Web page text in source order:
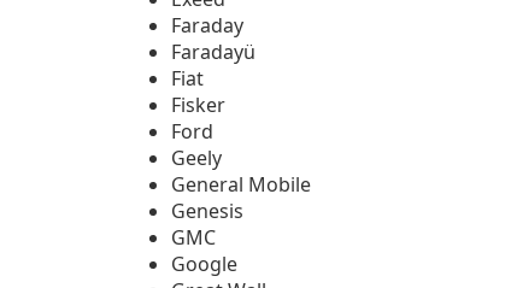
Faraday
Faradayü
Fiat
Fisker
Ford
Geely
General Mobile
Genesis
GMC
Google